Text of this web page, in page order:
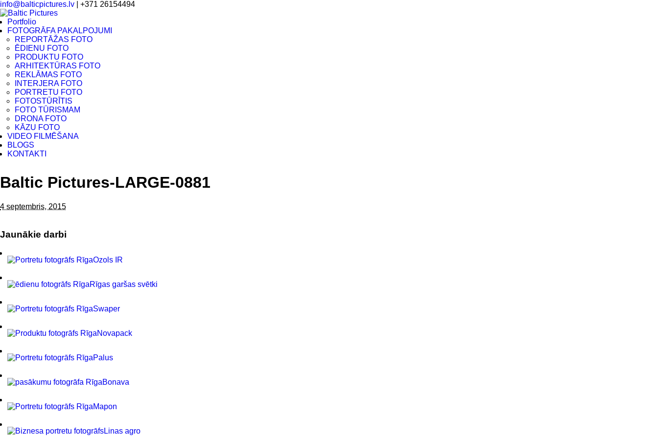
info@balticpictures.lv | +371 26154494
Portfolio
FOTOGRĀFA PAKALPOJUMI
REPORTĀŽAS FOTO
ĒDIENU FOTO
PRODUKTU FOTO
ARHITEKTŪRAS FOTO
REKLĀMAS FOTO
INTERJERA FOTO
PORTRETU FOTO
FOTOSTŪRĪTIS
FOTO TŪRISMAM
DRONA FOTO
KĀZU FOTO
VIDEO FILMĒŠANA
BLOGS
KONTAKTI
Baltic Pictures-LARGE-0881
4 septembris, 2015
Jaunākie darbi
Ozols IR
Rīgas garšas svētki
Swaper
Novapack
Palus
Bonava
Mapon
Linas agro